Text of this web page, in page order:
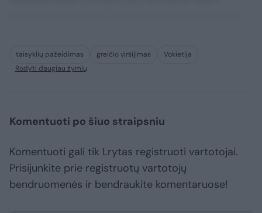
taisyklių pažeidimas greičio viršijimas
Vokietija
Rodyti daugiau žymių
Komentuoti po šiuo straipsniu
Komentuoti gali tik Lrytas registruoti vartotojai.
Prisijunkite prie registruotų vartotojų
bendruomenės ir bendraukite komentaruose!